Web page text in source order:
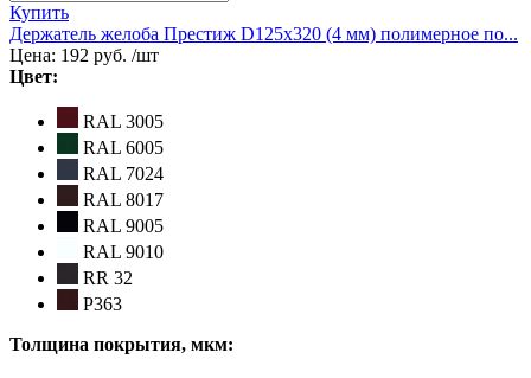
Купить
Держатель желоба Престиж D125х320 (4 мм) полимерное по...
Цена: 192 руб. /шт
Цвет:
RAL 3005
RAL 6005
RAL 7024
RAL 8017
RAL 9005
RAL 9010
RR 32
Р363
Толщина покрытия, мкм: